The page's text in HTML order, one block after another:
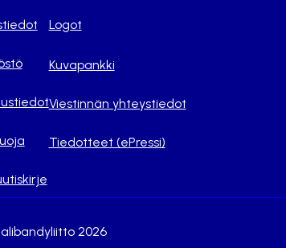
Logot
Kuvapankki
Viestinnän yhteystiedot
Tiedotteet (ePressi)
2026